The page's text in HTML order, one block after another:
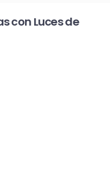
con Luces de